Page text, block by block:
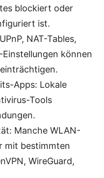
blockiert oder
ist.
NAT-Tables,
können
Apps: Lokale
Tools
Manche WLAN-
mit bestimmten
WireGuard,